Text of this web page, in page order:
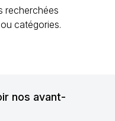
recherchées
catégories.
nos avant-